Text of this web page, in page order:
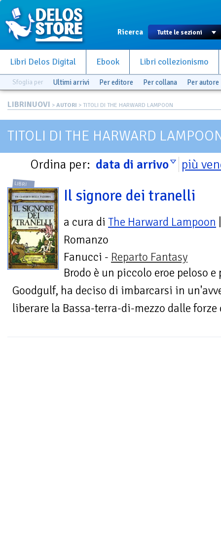
Ricerca
Libri Delos Digital Ebook Libri collezionismo
Sfoglia per Ultimi arrivi Per editore Per collana Per autore
LIBRINUOVI > AUTORI > TITOLI DI THE HARWARD LAMPOON
TITOLI DI THE HARWARD
Ordina per: data di arrivo più
LIBRI
Il signore dei tranelli
a cura di The Harward Lampoon
Romanzo
Fanucci - Reparto Fantasy
Brodo è un piccolo eroe peloso
Goodgulf, ha deciso di imbarcarsi in
liberare la Bassa-terra-di-mezzo dalle